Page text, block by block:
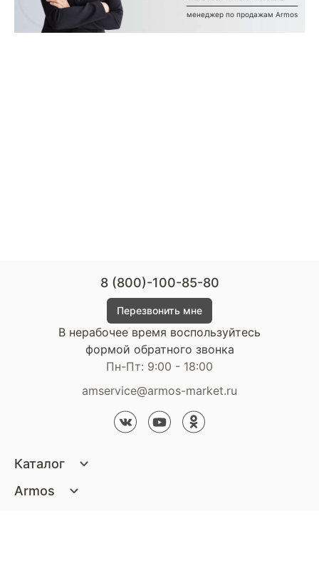
менеджер по продажам Armos
Каталог
Кровати
Armos
8 (800)-100-85-80
Перезвонить мне
В нерабочее время воспользуйтесь
формой обратного звонка
Пн-Пт: 9:00 - 18:00
amservice@armos-market.ru